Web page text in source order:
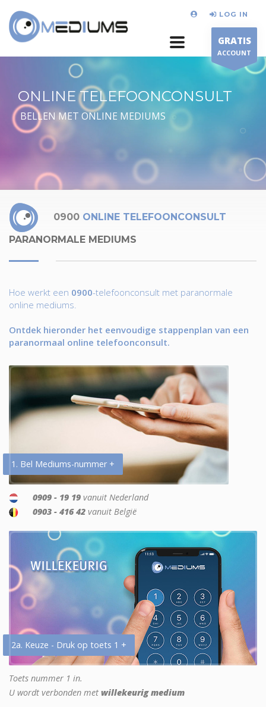
LOG IN
GRATIS
ACCOUNT
ONLINE TELEFOONCONSULT
BELLEN MET ONLINE MEDIUMS
0900 ONLINE TELEFOONCONSULT
PARANORMALE MEDIUMS
Hoe werkt een 0900-telefoonconsult met paranormale
online mediums.
Ontdek hieronder het eenvoudige stappenplan van een
paranormaal online telefoonconsult.
1. Bel Mediums-nummer +
0909 - 19 19 vanuit Nederland
0903 - 416 42 vanuit België
2a. Keuze - Druk op toets 1 +
Toets nummer 1 in.
U wordt verbonden met willekeurig medium